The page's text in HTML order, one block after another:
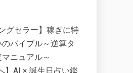
グセラー】稼ぎに特
バイブル～逆算タ
ニュアル～
】AI × 誕生日占い鑑